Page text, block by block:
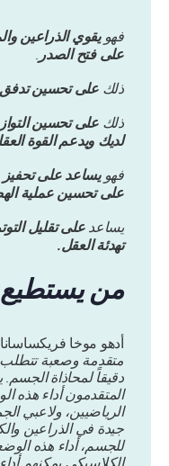
فهويقوي الذراعين
على فتح الصدر.
ذلكعلى تحسين تدفق
ذلكعلى تحسين
لديك ويدعم القوة
فهويساعد على تحفيز
على تحسين عملية
يساعدعلى تقليل
تهدئة العقل.
من
أدهو موخا فريكساسانا،
متقدمة وصعبة تتطلب
دقيقاً لمحاذاة الجسم.
المتقدمون أداء هذه
الرياضيين، ولاعبي
جيدة في الذراعين
للجسم، أداء هذه
الكلاسيكي يمكنهم